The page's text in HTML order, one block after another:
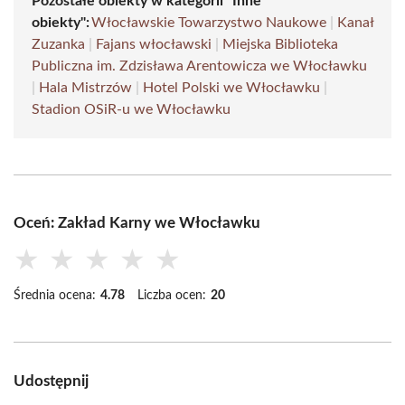
obiekty":Włocławskie Towarzystwo Naukowe
Kanał
Zuzanka
Fajans włocławski
Miejska Biblioteka
Publiczna im. Zdzisława Arentowicza we Włocławku
Hala Mistrzów Hotel Polski we Włocławku
Stadion OSiR-u we Włocławku
Oceń: Zakład Karny we Włocławku
★ ★ ★ ★ ★
Średnia ocena: 4.78 Liczba ocen: 20
Udostępnij